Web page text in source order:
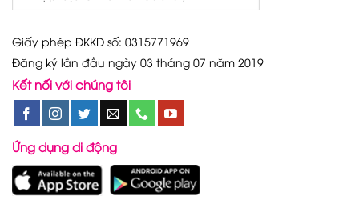
Giấy phép ĐKKD số: 0315771969
Đăng ký lần đầu ngày 03 tháng 07 năm 2019
Kết nối với chúng tôi
Ứng dụng di động